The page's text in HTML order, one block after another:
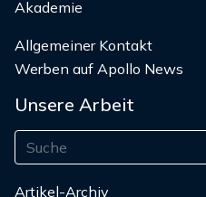
Akademie
Allgemeiner Kontakt
Werben auf Apollo News
Unsere Arbeit
Artikel-Archiv